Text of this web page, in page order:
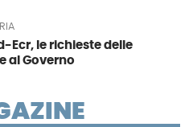
Ecr, le richieste delle
al Governo